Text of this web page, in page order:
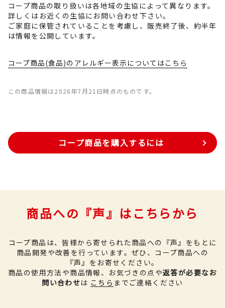
コープ商品の取り扱いは各地域の生協によって異なります。
詳しくはお近くの生協にお問い合わせ下さい。
ご家庭に保管されていることを考慮し、販売終了後、約半年
は情報を公開しています。
コープ商品(食品)のアレルギー表示についてはこちら
この商品情報は2026年7月21日時点のものです。
コープ商品を購入するには
商品への『声』はこちらから
コープ商品は、皆様から寄せられた商品への『声』をもとに
商品開発や改善を行っています。 ぜひ、コープ商品への
『声』をお寄せください。
商品の使用方法や商品情報、お気づきの点や返答が必要なお
問い合わせは こちら までご連絡ください